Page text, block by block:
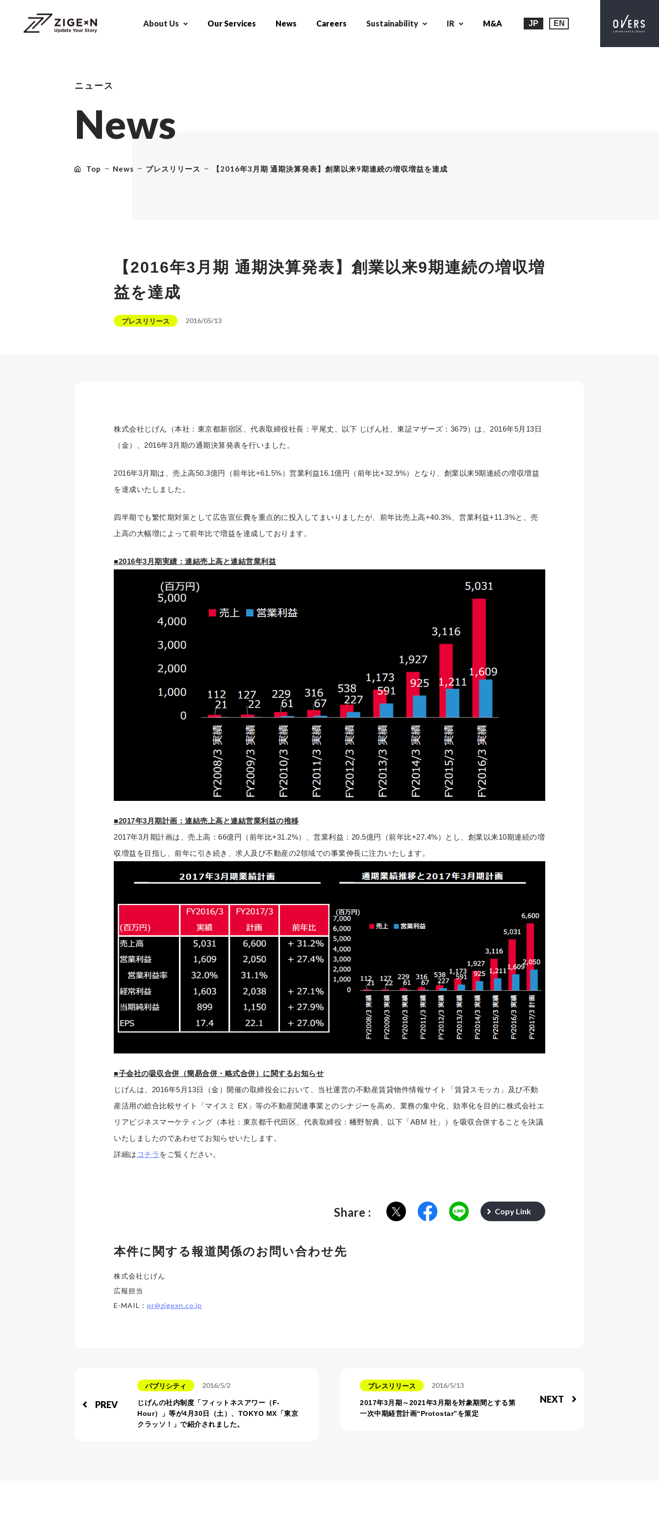
About Us Our Services News Careers Sustainability IR M&A JP EN
ニュース
News
Top News プレスリリース 【2016年3月期 通期決算発表】創業以来9期連続の増収増益を達成
【2016年3月期 通期決算発表】創業以来9期連続の増収増
益を達成
プレスリリース 2016/05/13
株式会社じげん（本社：東京都新宿区、代表取締役社長：平尾丈、以下 じげん社、東証マザーズ：3679）は、2016年5月13日
（金）、2016年3月期の通期決算発表を行いました。
2016年3月期は、売上高50.3億円（前年比+61.5%）営業利益16.1億円（前年比+32.9%）となり、創業以来9期連続の増収増益
を達成いたしました。
四半期でも繁忙期対策として広告宣伝費を重点的に投入してまいりましたが、前年比売上高+40.3%、営業利益+11.3%と、売
上高の大幅増によって前年比で増益を達成しております。
■2016年3月期実績：連結売上高と連結営業利益
■2017年3月期計画：連結売上高と連結営業利益の推移
2017年3月期計画は、売上高：66億円（前年比+31.2%）、営業利益：20.5億円（前年比+27.4%）とし、創業以来10期連続の増
収増益を目指し、前年に引き続き、求人及び不動産の2領域での事業伸長に注力いたします。
■子会社の吸収合併（簡易合併・略式合併）に関するお知らせ
じげんは、2016年5月13日（金）開催の取締役会において、当社運営の不動産賃貸物件情報サイト「賃貸スモッカ」及び不動
産活用の総合比較サイト「マイスミ EX」等の不動産関連事業とのシナジーを高め、業務の集中化、効率化を目的に株式会社エ
リアビジネスマーケティング（本社：東京都千代田区、代表取締役：幡野智典、以下「ABM 社」）を吸収合併することを決議
いたしましたのであわせてお知らせいたします。
詳細は コチラ をご覧ください。
Share : Copy Link
本件に関する報道関係のお問い合わせ先
株式会社じげん
広報担当
E-MAIL： pr@zigexn.co.jp
PREV
パブリシティ 2016/5/2
じげんの社内制度「フィットネスアワー（F-
Hour）」等が4月30日（土）、TOKYO MX「東京
クラッソ！」で紹介されました。
NEXT
プレスリリース 2016/5/13
2017年3月期～2021年3月期を対象期間とする第
一次中期経営計画“Protostar”を策定